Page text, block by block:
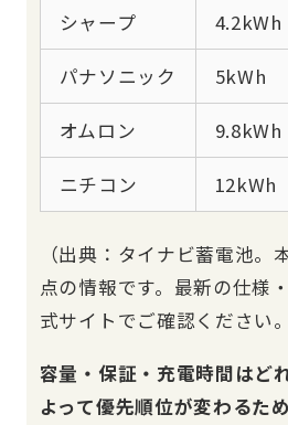
シャープ 4.2kWh
パナソニック 5kWh
オムロン 9.8kWh
ニチコン 12kWh
（出典：タイナビ蓄電池。
点の情報です。最新の仕様
式サイトでご確認ください。
容量・保証・充電時間はど
よって優先順位が変わるた